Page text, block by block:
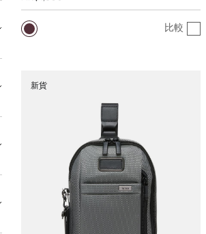
比較
新貨